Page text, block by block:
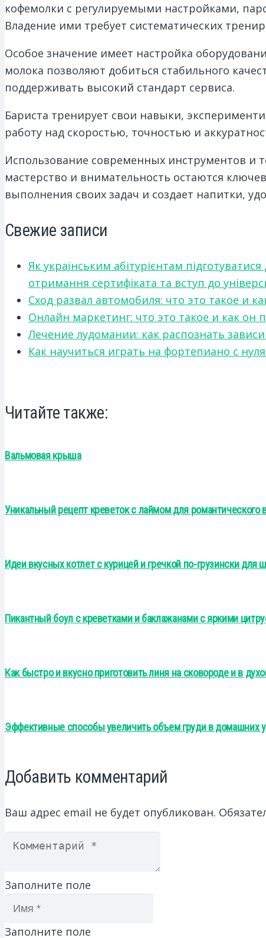
кофемолки с регулируемыми настройками,
Владение ими требует систематических
Особое значение имеет настройка
молока позволяют добиться стабильного
поддерживать высокий стандарт сервиса.
Бариста тренирует свои навыки,
работу над скоростью, точностью и
Использование современных инструментов и
мастерство и внимательность остаются
выполнения своих задач и создает напитки,
Свежие записи
Як українським абітурієнтам
отримання сертифіката та вступ до
Сход развал автомобиля: что это такое и
Онлайн маркетинг: что это такое и как он
Лечение лудомании: как распознать
Как научиться играть на фортепиано с
Читайте также:
Вальмовая крыша
Уникальный рецепт креветок с лаймом для
Идеи вкусных котлет с курицей и гречкой по-грузински
Пикантный боул с креветками и баклажанами с яркими
Как быстро и вкусно приготовить линя на сковороде и в
Эффективные способы увеличить объем груди в домашних
Добавить комментарий
Ваш адрес email не будет опубликован.
Заполните поле
Заполните поле